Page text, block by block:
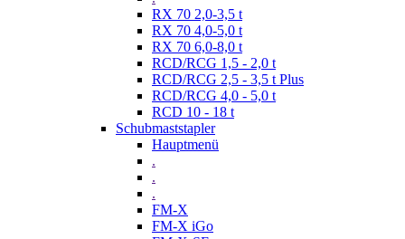
RX 70 2,0-3,5 t
RX 70 4,0-5,0 t
RX 70 6,0-8,0 t
RCD/RCG 1,5 - 2,0 t
RCD/RCG 2,5 - 3,5 t Plus
RCD/RCG 4,0 - 5,0 t
RCD 10 - 18 t
Schubmaststapler
Hauptmenü
.
.
.
FM-X
FM-X iGo